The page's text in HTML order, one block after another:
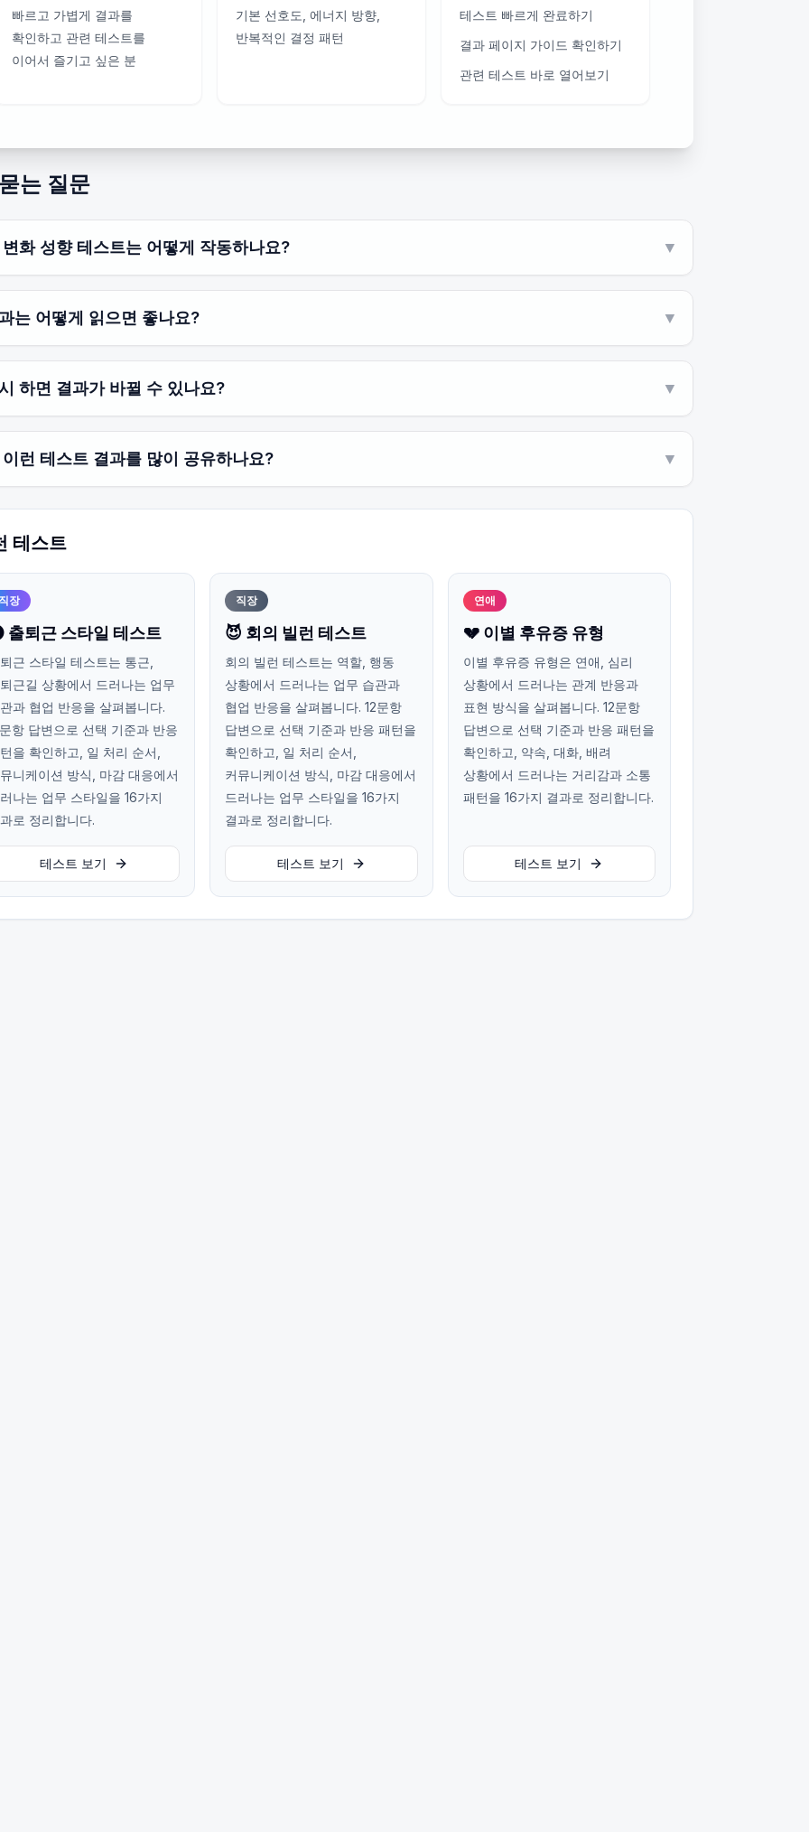
빠르고 가볍게 결과를
확인하고 관련 테스트를
이어서 즐기고 싶은 분
기본 선호도, 에너지 방향,
반복적인 결정 패턴
테스트 빠르게 완료하기
결과 페이지 가이드 확인하기
관련 테스트 바로 열어보기
는 질문
화 성향 테스트는 어떻게 작동하나요? ▼
는 어떻게 읽으면 좋나요? ▼
하면 결과가 바뀔 수 있나요? ▼
런 테스트 결과를 많이 공유하나요? ▼
테스트
장
출퇴근 스타일 테스트
근 스타일 테스트는 통근,
근길 상황에서 드러나는 업무
과 협업 반응을 살펴봅니다.
항 답변으로 선택 기준과 반응
을 확인하고, 일 처리 순서,
니케이션 방식, 마감 대응에서
나는 업무 스타일을 16가지
로 정리합니다.
테스트 보기
직장
😈 회의 빌런 테스트
회의 빌런 테스트는 역할, 행동
상황에서 드러나는 업무 습관과
협업 반응을 살펴봅니다. 12문항
답변으로 선택 기준과 반응 패턴을
확인하고, 일 처리 순서,
커뮤니케이션 방식, 마감 대응에서
드러나는 업무 스타일을 16가지
결과로 정리합니다.
테스트 보기
연애
💔 이별 후유증 유형
이별 후유증 유형은 연애, 심리
상황에서 드러나는 관계 반응과
표현 방식을 살펴봅니다. 12문항
답변으로 선택 기준과 반응 패턴을
확인하고, 약속, 대화, 배려
상황에서 드러나는 거리감과 소통
패턴을 16가지 결과로 정리합니다.
테스트 보기